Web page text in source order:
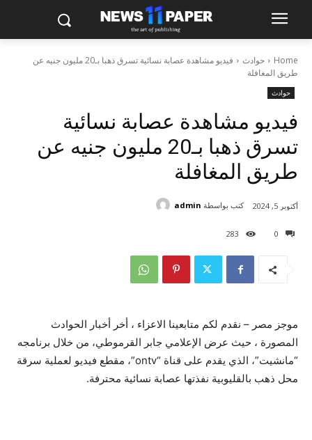
Home حوادث
فيديو مشاهدة عصابة نسائية تسرق ذهبا بـ20 مليون جنيه عن
طريق المغافلة
حوادث
فيديو مشاهدة عصابة نسائية
تسرق ذهبا بـ20 مليون جنيه عن
طريق المغافلة
0
283
أكتوبر 5, 2024 كتب بواسطة admin
موجز مصر – نقدم لكم متابعينا الاعزاء ، أخر أخبار الحوادث
المصورة ، حيث عرض الإعلامي جابر القرموطي، من خلال برنامجه
“مانشيت”، الذي يقدم على قناة “ontv”، مقطع فيديو لعملية سرقة
محل ذهب بالقليوبية نفذتها عصابة نسائية محترفة.